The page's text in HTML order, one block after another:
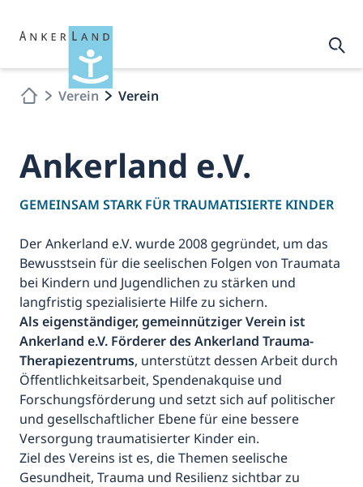
Verein Verein
Ankerland e.V.
GEMEINSAM STARK FÜR TRAUMATISIERTE KINDER
Der Ankerland e.V. wurde 2008 gegründet, um das
Bewusstsein für die seelischen Folgen von Traumata
bei Kindern und Jugendlichen zu stärken und
langfristig spezialisierte Hilfe zu sichern.
Als eigenständiger, gemeinnütziger Verein ist
Ankerland e.V. Förderer des Ankerland Trauma-
Therapiezentrums, unterstützt dessen Arbeit durch
Öffentlichkeitsarbeit, Spendenakquise und
Forschungsförderung und setzt sich auf politischer
und gesellschaftlicher Ebene für eine bessere
Versorgung traumatisierter Kinder ein.
Ziel des Vereins ist es, die Themen seelische
Gesundheit, Trauma und Resilienz sichtbar zu